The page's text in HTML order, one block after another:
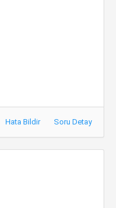
Hata Bildir Soru Detay